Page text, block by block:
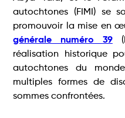
autochtones (FIMI) se
promouvoir la mise en
générale numéro 39
réalisation historique
autochtones du
multiples formes de
sommes confrontées.